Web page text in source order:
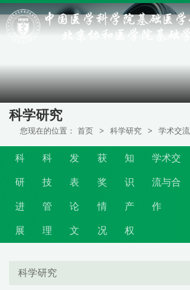
科学研究
您现在的位置： 首页 > 科学研究 > 学术交
科
研
进
展
科
技
管
理
发
表
论
文
获
奖
情
况
知
识
产
权
学术交
流与合
作
科学研究